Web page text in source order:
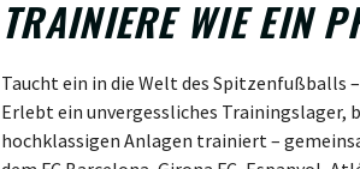
TRAINIERE WIE EIN
Taucht ein in die Welt des Spitzenfußballs
Erlebt ein unvergessliches Trainingslager,
hochklassigen Anlagen trainiert –